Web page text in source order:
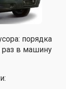
порядка
раз в машину